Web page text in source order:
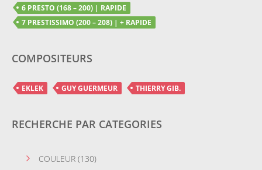
6 PRESTO (168 – 200) | RAPIDE
7 PRESTISSIMO (200 – 208) | + RAPIDE
COMPOSITEURS
EKLEK GUY GUERMEUR THIERRY GIB.
RECHERCHE PAR CATEGORIES
COULEUR (130)